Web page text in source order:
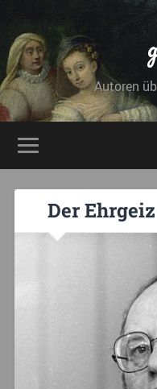
Autoren
Der